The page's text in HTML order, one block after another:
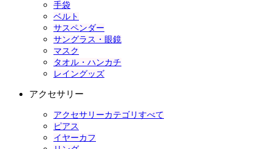
手袋
ベルト
サスペンダー
サングラス・眼鏡
マスク
タオル・ハンカチ
レイングッズ
アクセサリー
アクセサリーカテゴリすべて
ピアス
イヤーカフ